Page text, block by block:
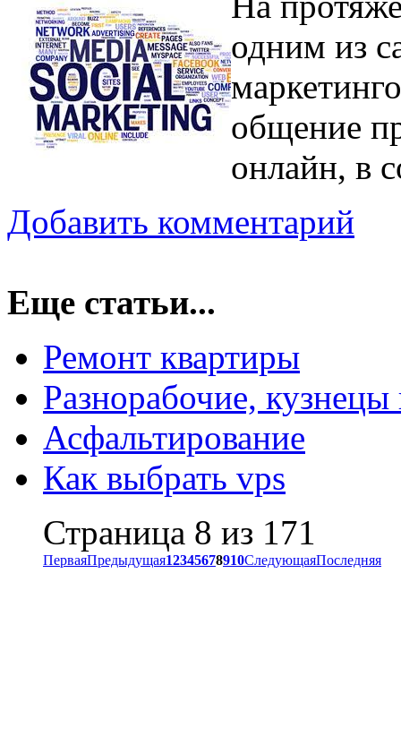
одним из
общение
онлайн, в
Добавить комментарий
Еще статьи...
Ремонт квартиры
Разнорабочие, кузнецы
Асфальтирование
Как выбрать vps
Страница 8 из 171
ПерваяПредыдущая12345678910СледующаяПоследняя